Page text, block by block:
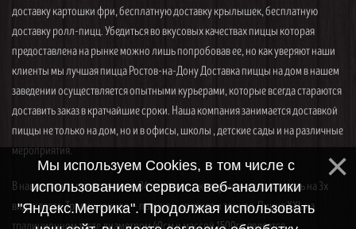
доставку картошки фри, бесплатную доставку крылышек, бесплатную
доставку ролл-пицц. Убедиться во вкусовых качествах пиццы которая
предоставлена на рынке можно лишь попробовав ее, но как уверяют наши
клиенты мы лучшая пицца Ростов-на-Дону Доставка пиццы на дом в нашем
заведении осуществляется опытными курьерами, которые всегда стараются
доставить заказ в кратчайшие сроки. Наша компания занимается доставкой
пиццы не только на дом, но и в офисы, школы , детские сады и на различные
мероприятия.
В нашем меню представлены 34 вида пицц, которые можно заказать на 3х
видах теста. Традиционное — пышное, среднее и тонкое. Пицца XXL на
Мы используем Cookies, в том числе с
использованием сервиса веб-аналитики
"Яндекс.Метрика". Продолжая использовать